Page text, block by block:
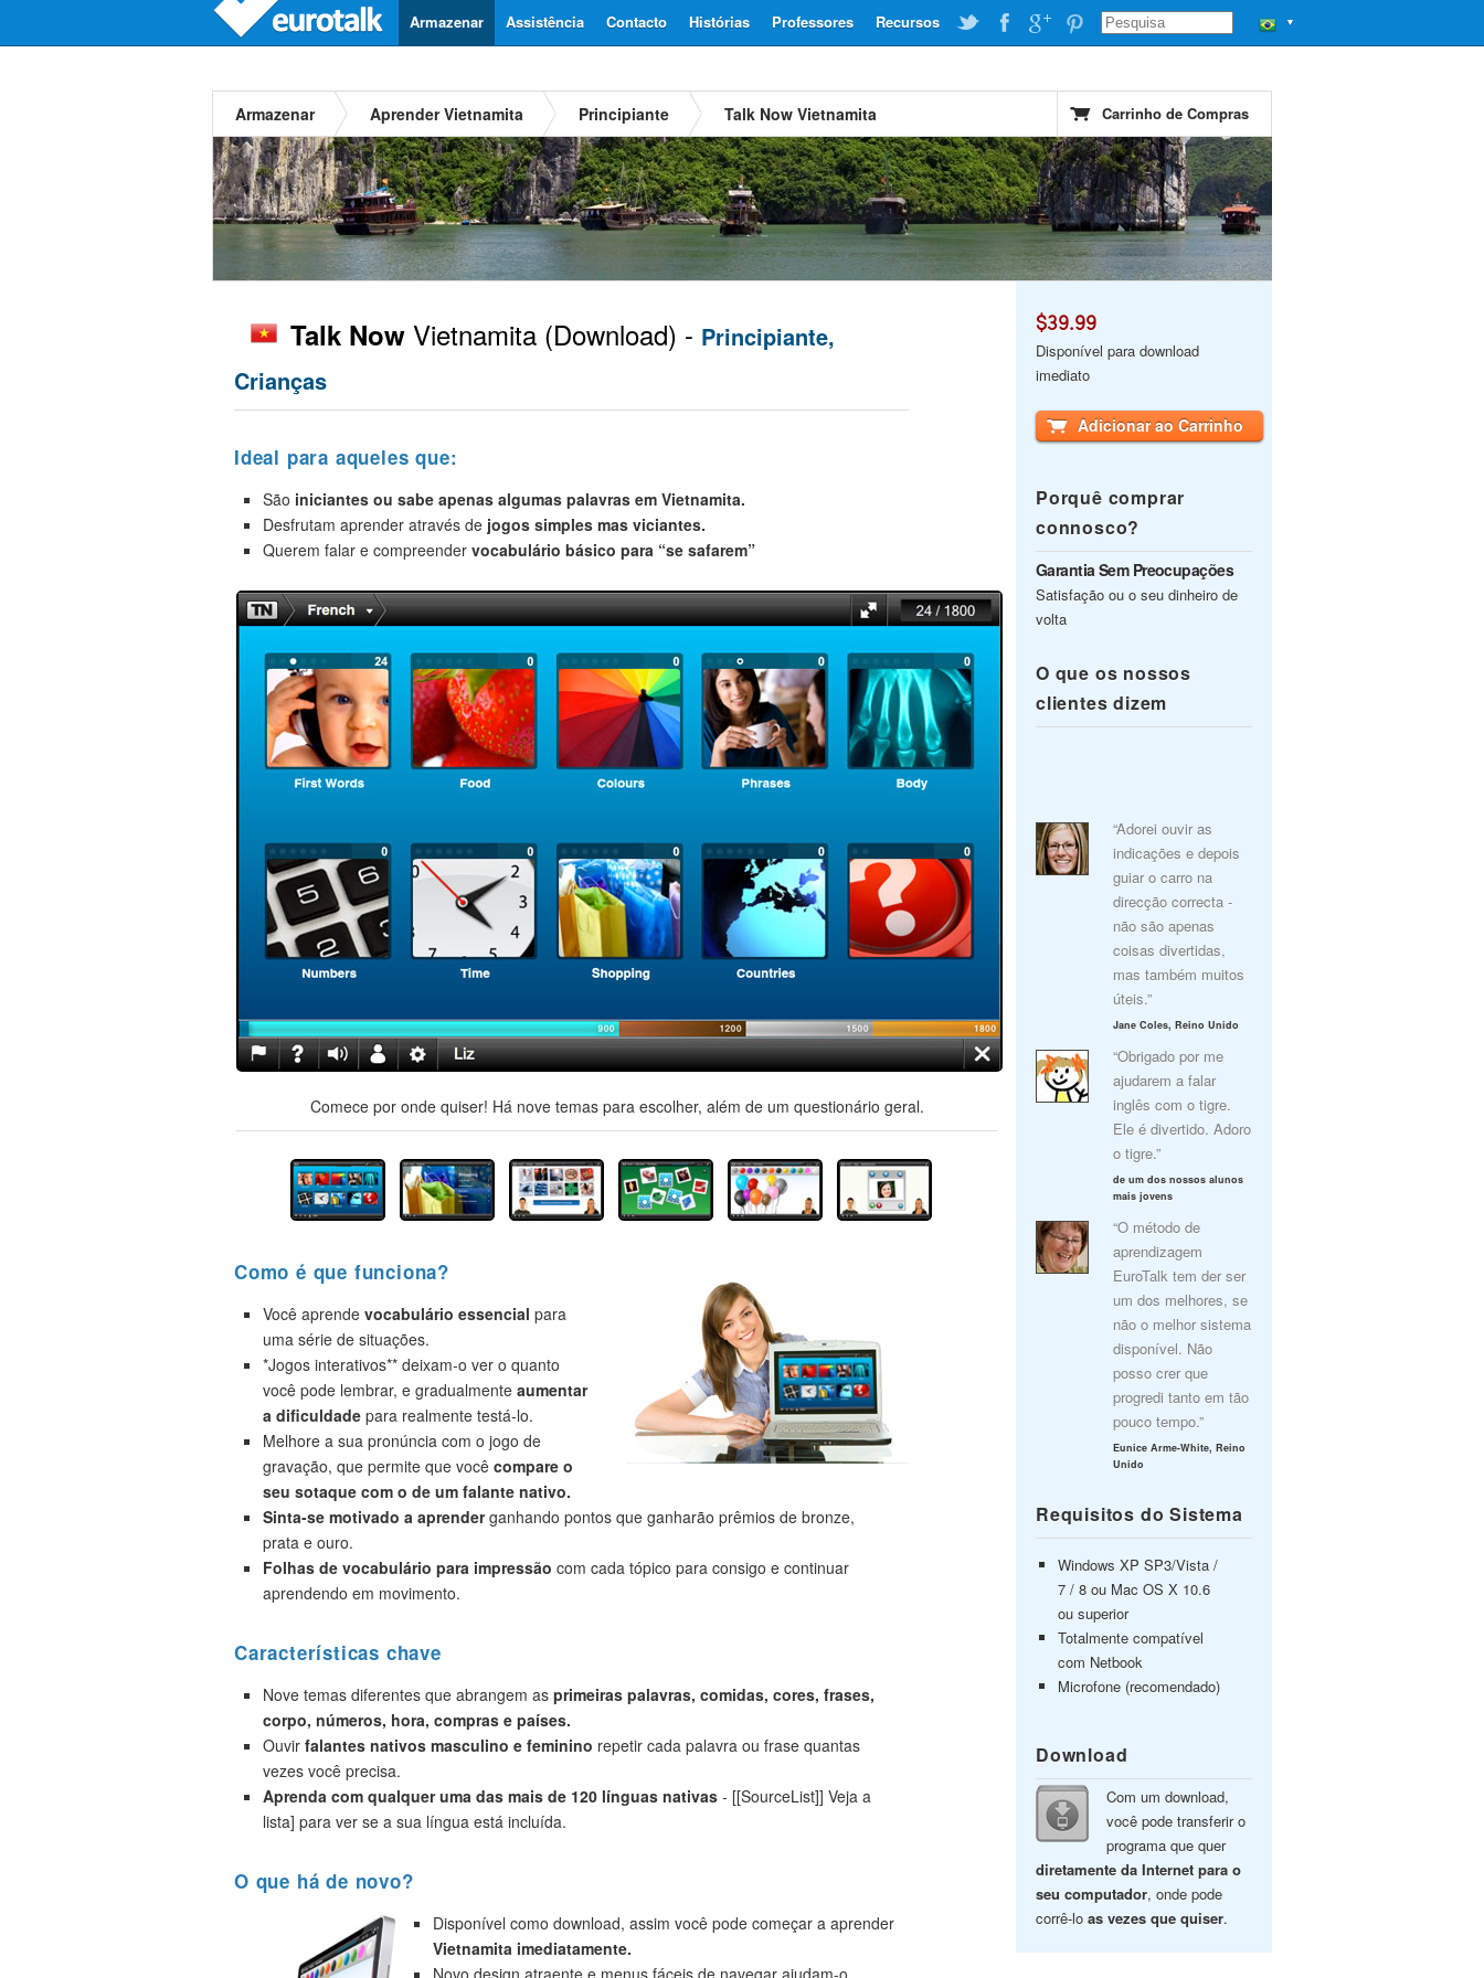
▼
Recursos
Professores
Histórias
Contacto
Assistência
Armazenar
Armazenar Aprender Vietnamita Principiante Talk Now Vietnamita Carrinho de Compras
Talk Now Vietnamita (Download) - Principiante,
Crianças
Ideal para aqueles que:
São iniciantes ou sabe apenas algumas palavras em Vietnamita.
Desfrutam aprender através de jogos simples mas viciantes.
Querem falar e compreender vocabulário básico para “se safarem”
Comece por onde quiser! Há nove temas para escolher, além de um questionário geral.
Como é que funciona?
Você aprende vocabulário essencial para
uma série de situações.
*Jogos interativos** deixam-o ver o quanto
você pode lembrar, e gradualmente aumentar
a dificuldade para realmente testá-lo.
Melhore a sua pronúncia com o jogo de
gravação, que permite que você compare o
seu sotaque com o de um falante nativo.
Sinta-se motivado a aprenderganhando pontos que ganharão prêmios de bronze,
prata e ouro.
Folhas de vocabulário para impressão com cada tópico para consigo e continuar
aprendendo em movimento.
Características chave
Nove temas diferentes que abrangem as primeiras palavras, comidas, cores, frases,
corpo, números, hora, compras e países.
Ouvir falantes nativos masculino e feminino repetir cada palavra ou frase quantas
vezes você precisa.
Aprenda com qualquer uma das mais de 120 línguas nativas - [[SourceList]] Veja a
lista] para ver se a sua língua está incluída.
O que há de novo?
Disponível como download, assim você pode começar a aprender
Vietnamita imediatamente.
Novo design atraente e menus fáceis de navegar ajudam-o
$39.99
Disponível para download
imediato
Adicionar ao Carrinho
Porquê comprar
connosco?
Garantia Sem Preocupações
Satisfação ou o seu dinheiro de
volta
O que os nossos
clientes dizem
“Adorei ouvir as
indicações e depois
guiar o carro na
direcção correcta -
não são apenas
coisas divertidas,
mas também muitos
úteis.”
Jane Coles, Reino Unido
“Obrigado por me
ajudarem a falar
inglês com o tigre.
Ele é divertido. Adoro
o tigre.”
de um dos nossos alunos
mais jovens
“O método de
aprendizagem
EuroTalk tem der ser
um dos melhores, se
não o melhor sistema
disponível. Não
posso crer que
progredi tanto em tão
pouco tempo.”
Eunice Arme-White, Reino
Unido
Requisitos do Sistema
Windows XP SP3/Vista /
7 / 8 ou Mac OS X 10.6
ou superior
Totalmente compatível
com Netbook
Microfone (recomendado)
Download
Com um download,
você pode transferir o
programa que quer
diretamente da Internet para o
seu computador, onde pode
corrê-lo as vezes que quiser.